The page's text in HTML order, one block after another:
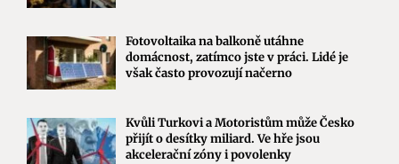
Fotovoltaika na balkoně utáhne
domácnost, zatímco jste v práci. Lidé je
však často provozují načerno
Kvůli Turkovi a Motoristům může Česko
přijít o desítky miliard. Ve hře jsou
akcelerační zóny i povolenky